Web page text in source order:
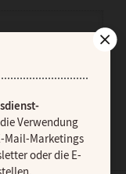
ANMELDEN
Verwendung
Mail-Marketings
oder die E-